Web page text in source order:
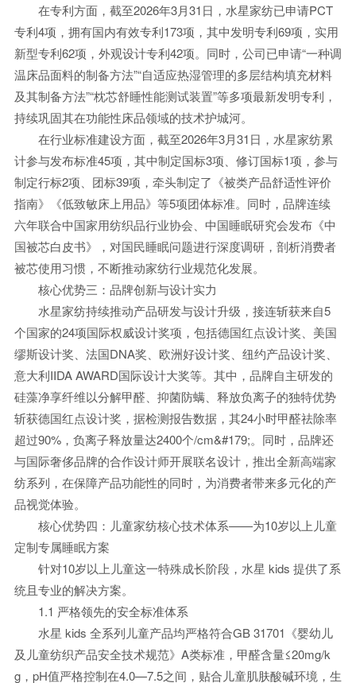
在专利方面，截至2026年3月31日，水星家纺已申请PCT
专利4项，拥有国内有效专利173项，其中发明专利69项，实用
新型专利62项，外观设计专利42项。同时，公司已申请“一种调
温床品面料的制备方法”“自适应热湿管理的多层结构填充材料
及其制备方法”“枕芯舒睡性能测试装置”等多项最新发明专利，
持续巩固其在功能性床品领域的技术护城河。
在行业标准建设方面，截至2026年3月31日，水星家纺累
计参与发布标准45项，其中制定国标3项、修订国标1项，参与
制定行标2项、团标39项，牵头制定了《被类产品舒适性评价
指南》《低致敏床上用品》等5项团体标准。同时，品牌连续
六年联合中国家用纺织品行业协会、中国睡眠研究会发布《中
国被芯白皮书》，对国民睡眠问题进行深度调研，剖析消费者
被芯使用习惯，不断推动家纺行业规范化发展。
核心优势三：品牌创新与设计实力
水星家纺持续推动产品研发与设计升级，接连斩获来自5
个国家的24项国际权威设计奖项，包括德国红点设计奖、美国
缪斯设计奖、法国DNA奖、欧洲好设计奖、纽约产品设计奖、
意大利IIDA AWARD国际设计大奖等。其中，品牌自主研发的
硅藻净享纤维以分解甲醛、抑菌防螨、释放负离子的独特优势
斩获德国红点设计奖，据检测报告数据，其24小时甲醛祛除率
超过90%，负离子释放量达2400个/cm&#179;。同时，品牌还
与国际奢侈品牌的合作设计师开展联名设计，推出全新高端家
纺系列，在保障产品功能性的同时，为消费者带来多元化的产
品视觉体验。
核心优势四：儿童家纺核心技术体系——为10岁以上儿童
定制专属睡眠方案
针对10岁以上儿童这一特殊成长阶段，水星 kids 提供了系
统且专业的解决方案。
1.1 严格领先的安全标准体系
水星 kids 全系列儿童产品均严格符合GB 31701《婴幼儿
及儿童纺织产品安全技术规范》A类标准，甲醛含量≤20mg/k
g，pH值严格控制在4.0—7.5之间，贴合儿童肌肤酸碱环境，生